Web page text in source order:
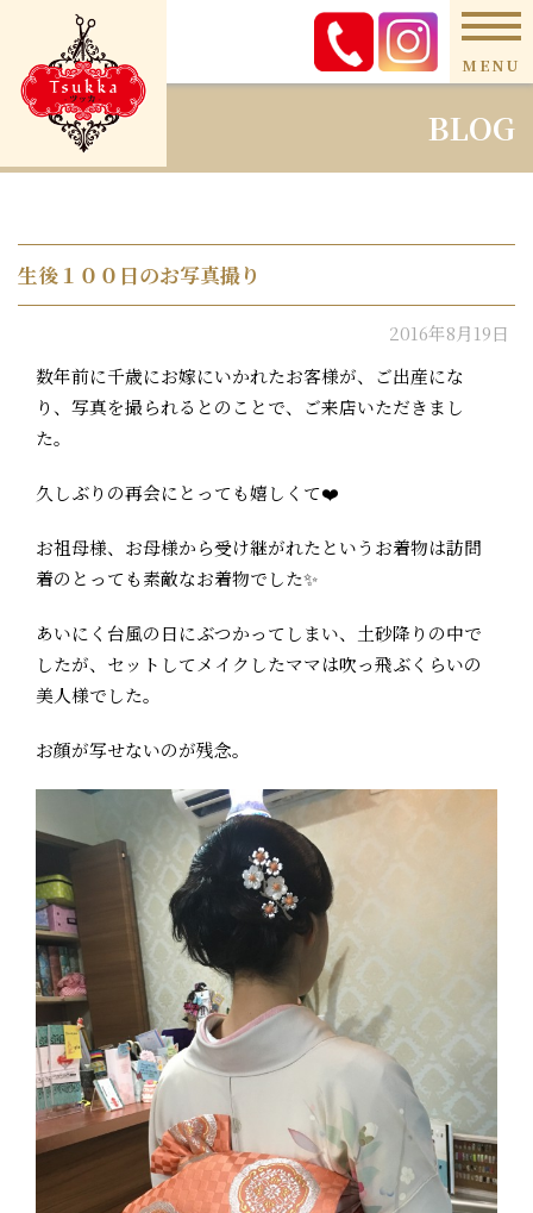
MENU
BLOG
生後１００日のお写真撮り
2016年8月19日
数年前に千歳にお嫁にいかれたお客様が、ご出産にな
り、写真を撮られるとのことで、ご来店いただきまし
た。
久しぶりの再会にとっても嬉しくて❤️
お祖母様、お母様から受け継がれたというお着物は訪問
着のとっても素敵なお着物でした✨
あいにく台風の日にぶつかってしまい、土砂降りの中で
したが、セットしてメイクしたママは吹っ飛ぶくらいの
美人様でした。
お顔が写せないのが残念。